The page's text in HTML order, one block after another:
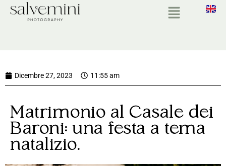
Dicembre 27, 2023 11:55 am
Matrimonio al Casale dei
Baroni: una festa a tema
natalizio.